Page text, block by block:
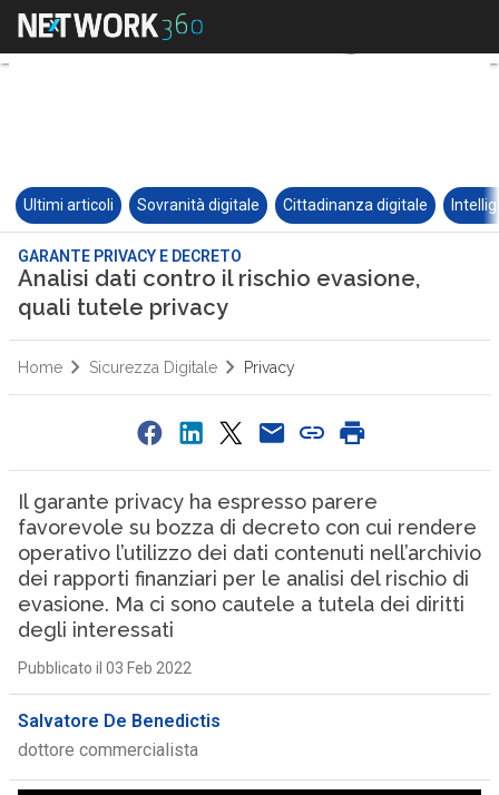
Ultimi articoli Sovranità digitale Cittadinanza digitale
GARANTE PRIVACY E DECRETO
Analisi dati contro il rischio evasione,
quali tutele privacy
Home Sicurezza Digitale Privacy
Il garante privacy ha espresso parere
favorevole su bozza di decreto con cui rendere
operativo l’utilizzo dei dati contenuti nell’archivio
dei rapporti finanziari per le analisi del rischio di
evasione. Ma ci sono cautele a tutela dei diritti
degli interessati
Pubblicato il 03 Feb 2022
Salvatore De Benedictis
dottore commercialista